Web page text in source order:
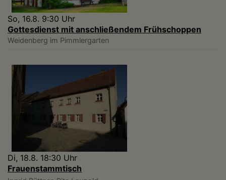
So, 16.8. 9:30 Uhr
Gottesdienst mit anschließendem Frühschoppen
Weidenberg im Pimmlergarten
Di, 18.8. 18:30 Uhr
Frauenstammtisch